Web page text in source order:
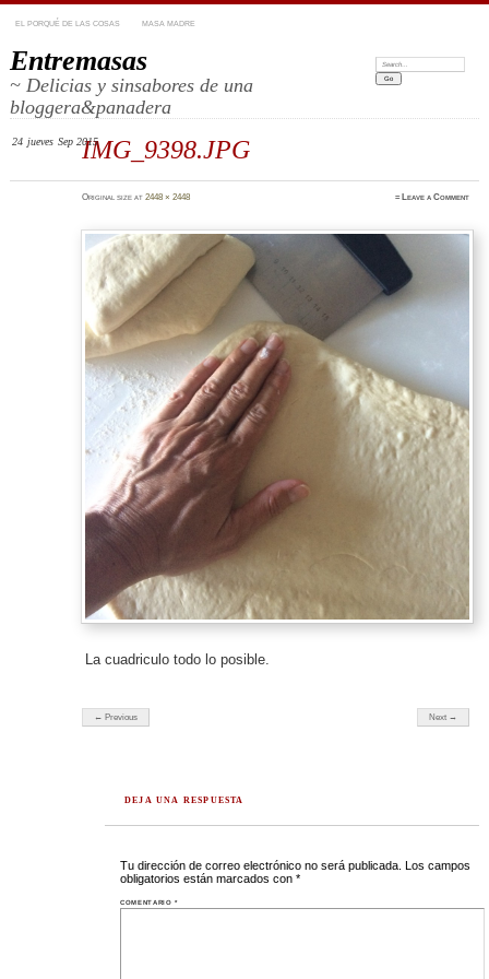
EL PORQUÉ DE LAS COSAS MASA MADRE
Entremasas
~ Delicias y sinsabores de una
bloggera&panadera
Search:
IMG_9398.JPG
24 jueves Sep 2015
Original size at 2448 × 2448 ≈ Leave a Comment
La cuadriculo todo lo posible.
← Previous Next →
DEJA UNA RESPUESTA
Tu dirección de correo electrónico no será publicada. Los campos
obligatorios están marcados con*
COMENTARIO*